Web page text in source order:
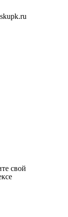
свой